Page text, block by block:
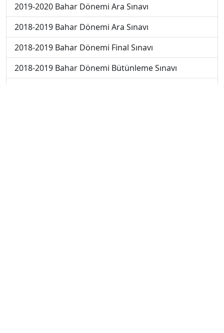
2019-2020 Bahar Dönemi Ara Sınavı
2018-2019 Bahar Dönemi Ara Sınavı
2018-2019 Bahar Dönemi Final Sınavı
2018-2019 Bahar Dönemi Bütünleme Sınavı